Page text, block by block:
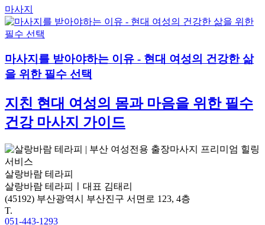
마사지
마사지를 받아야하는 이유 - 현대 여성의 건강한 삶
을 위한 필수 선택
지친 현대 여성의 몸과 마음을 위한 필수
건강 마사지 가이드
살랑바람 테라피
살랑바람 테라피ㅣ대표 김태리
(45192) 부산광역시 부산진구 서면로 123, 4층
T.
051-443-1293